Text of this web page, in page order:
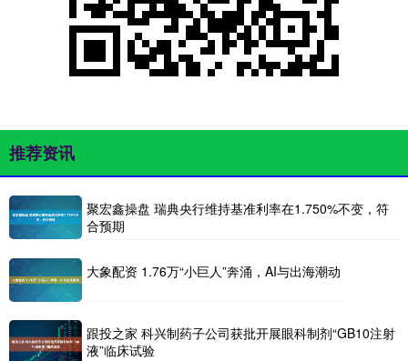
推荐资讯
聚宏鑫操盘 瑞典央行维持基准利率在1.750%不变，符
合预期
大象配资 1.76万“小巨人”奔涌，AI与出海潮动
跟投之家 科兴制药子公司获批开展眼科制剂“GB10注射
液”临床试验